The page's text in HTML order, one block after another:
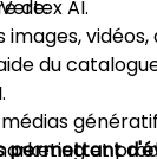
AI.
de:
images, vidéos,
du
et
permettant